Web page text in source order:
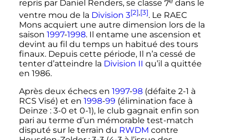
repris par Daniel Renders, se classe 7 dans le
ventre mou de la Division 3[2],[3]. Le RAEC
Mons acquiert une autre dimension lors de la
saison 1997-1998. Il entame une ascension et
devint au fil du temps un habitué des tours
finaux. Depuis cette période, Il n’a cessé de
tenter d’atteindre la Division II qu’il a quittée
en 1986.
Après deux échecs en 1997-98(défaite 2-1 à
RCS Visé) et en 1998-99 (élimination face à
Deinze : 3-0 et 0-1), le club gagnait enfin son
pari au terme d’un mémorable test-match
disputé sur le terrain du RWDM contre